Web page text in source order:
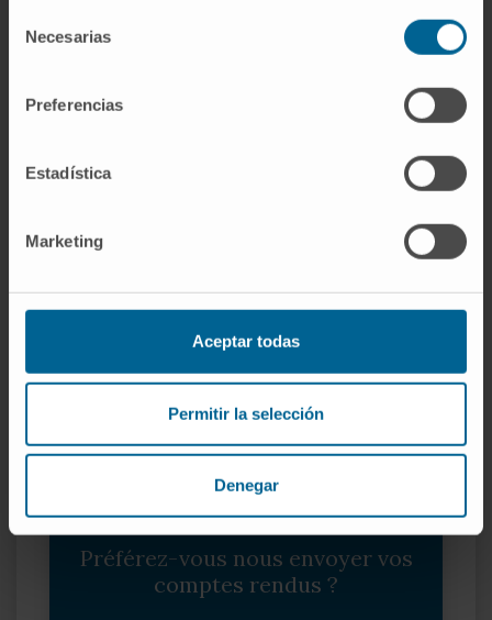
Necesarias
Preferencias
Estadística
Marketing
Aceptar todas
Permitir la selección
Denegar
Souhaitez-vous participer à cet
spécialistes évaluent si vous remplissez les
Préférez-vous nous envoyer vos
comptes rendus ?